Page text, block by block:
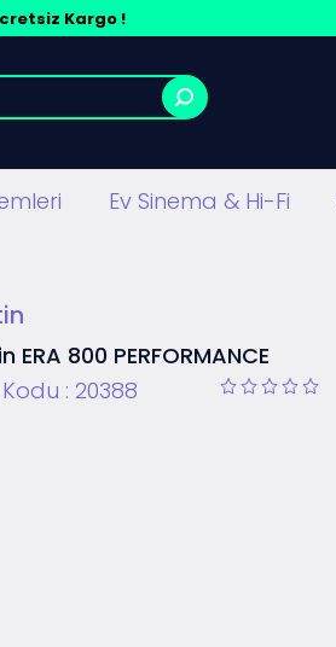
Kargo !
Ev Sinema & Hi-Fi
ERA 800 PERFORMANCE
: 20388